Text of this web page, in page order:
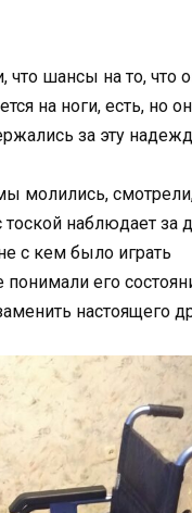
что шансы на то, что
на ноги, есть, но
за эту
молились,
тоской наблюдает за
с кем было играть
понимали его
настоящего